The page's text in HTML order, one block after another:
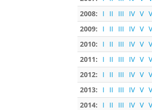
2008:
I II III IV V
2009:
I II III IV V
2010:
I II III IV V
2011:
I II III IV V
2012:
I II III IV V
2013:
I II III IV V
2014:
I II III IV V